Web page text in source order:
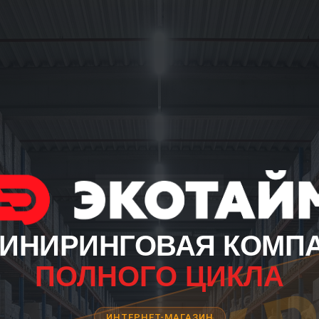
ПОЛНОГО ЦИКЛА
ИНТЕРНЕТ-МАГАЗИН